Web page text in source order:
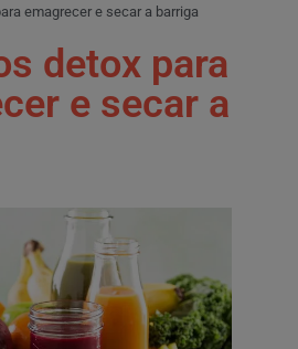
emagrecer e secar a barriga
detox para
e secar a